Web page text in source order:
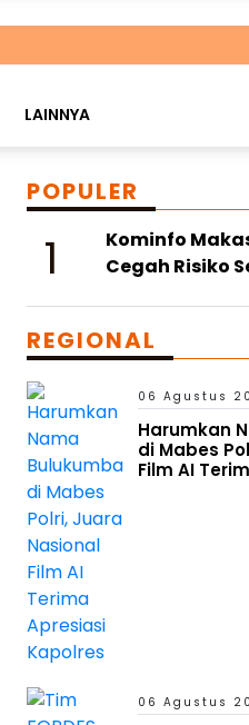
LAINNYA
POPULER
1
Kominfo
Cegah Risiko
REGIONAL
06 Agustus
Harumkan
di Mabes
Film AI
06 Agustus